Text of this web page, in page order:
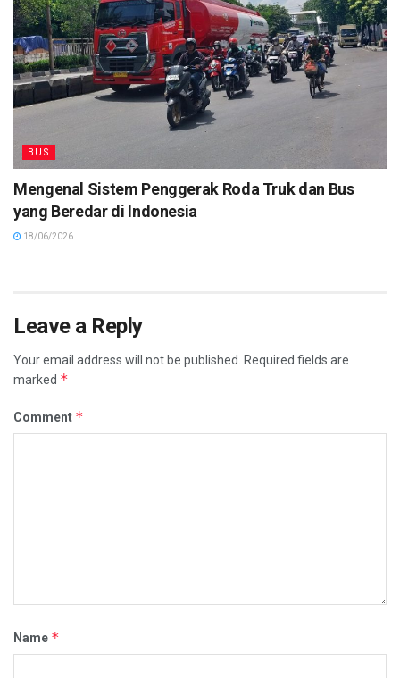
BUS
Mengenal Sistem Penggerak Roda Truk dan Bus
yang Beredar di Indonesia
18/06/2026
Leave a Reply
Your email address will not be published.
Required fields are
marked *
Comment *
Name *